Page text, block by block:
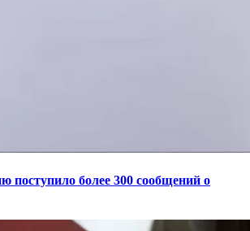
поступило более 300 сообщений о